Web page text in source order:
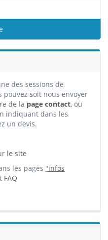
des sessions de
soit nous envoyer
de la page contact, ou
indiquant dans les
un devis.
le site
les pages "infos
FAQ